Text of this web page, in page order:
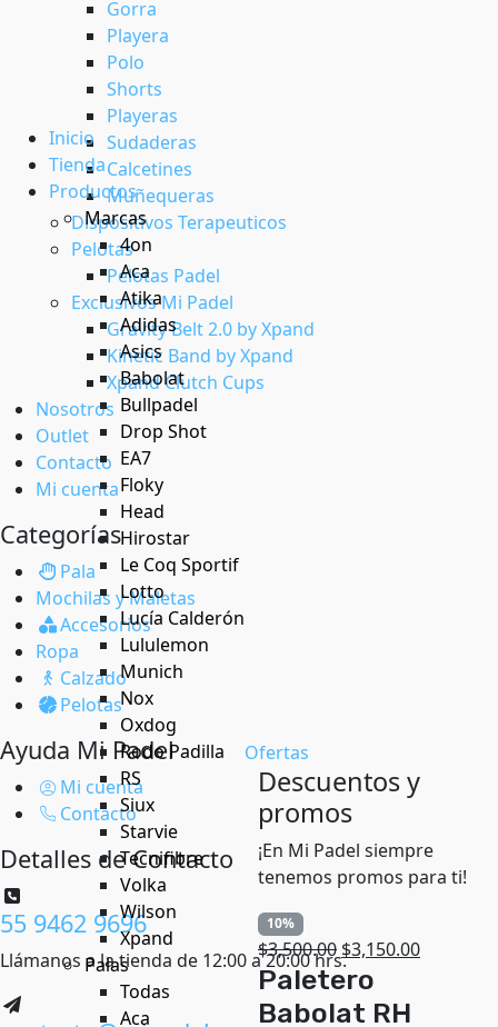
Gorra
Playera
Polo
Shorts
Playeras
Sudaderas
Calcetines
Muñequeras
Dispositivos Terapeuticos
Pelotas
Pelotas Padel
Exclusivos Mi Padel
Gravity Belt 2.0 by Xpand
Kinetic Band by Xpand
Xpand Clutch Cups
Nosotros
Outlet
Contacto
Mi cuenta
Categorías
Pala
Mochilas y Maletas
Accesorios
Ropa
Calzado
Pelotas
Ayuda Mi Padel
Mi cuenta
Contacto
Detalles de Contacto
55 9462 9696
Llámanos a la tienda de 12:00 a 20:00 hrs.
Inicio
Tienda
Productos
Marcas
4on
Aca
Atika
Adidas
Asics
Babolat
Bullpadel
Drop Shot
EA7
Floky
Head
Hirostar
Le Coq Sportif
Lotto
Lucía Calderón
Lululemon
Munich
Nox
Oxdog
Rodo Padilla
RS
Siux
Starvie
Tecnifibre
Volka
Wilson
Xpand
Palas
Todas
Aca
Ofertas
Descuentos y
promos
¡En Mi Padel siempre
tenemos promos para ti!
10%
$3,500.00 $3,150.00
Paletero
Babolat RH